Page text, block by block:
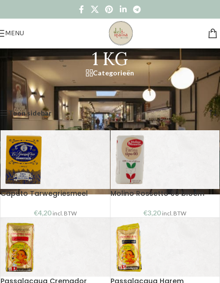
MENU
1 KG
Categorieën
Home/Product Verpakking
Resultaat 1–15 van de 16 resultaten wordt getoond
Toon sidebar
Caputo Tarwegriesmeel
€4,20 incl. BTW
Molino Rossetto 00 bloem
€3,20 incl. BTW
Passalacqua Cremador Passalacqua Harem